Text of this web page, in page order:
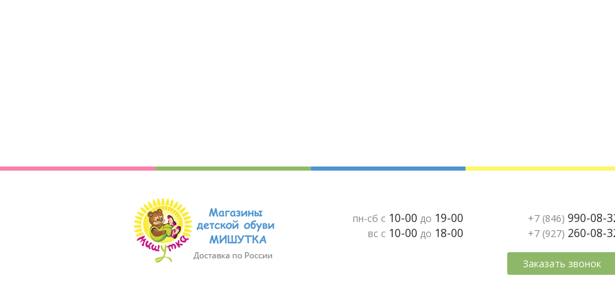
пн-сб с 10-00 до 19-00
вс с 10-00 до 18-00
+7 (846) 990-08-
+7 (927) 260-08-
Заказать звонок